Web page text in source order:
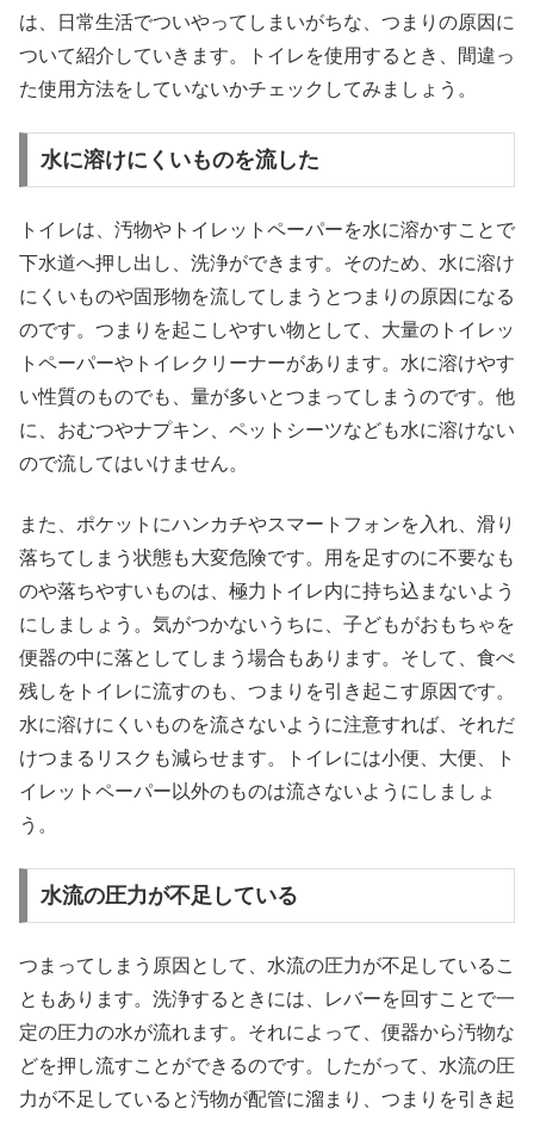
は、日常生活でついやってしまいがちな、つまりの原因に
ついて紹介していきます。トイレを使用するとき、間違っ
た使用方法をしていないかチェックしてみましょう。
水に溶けにくいものを流した
トイレは、汚物やトイレットペーパーを水に溶かすことで
下水道へ押し出し、洗浄ができます。そのため、水に溶け
にくいものや固形物を流してしまうとつまりの原因になる
のです。つまりを起こしやすい物として、大量のトイレッ
トペーパーやトイレクリーナーがあります。水に溶けやす
い性質のものでも、量が多いとつまってしまうのです。他
に、おむつやナプキン、ペットシーツなども水に溶けない
ので流してはいけません。
また、ポケットにハンカチやスマートフォンを入れ、滑り
落ちてしまう状態も大変危険です。用を足すのに不要なも
のや落ちやすいものは、極力トイレ内に持ち込まないよう
にしましょう。気がつかないうちに、子どもがおもちゃを
便器の中に落としてしまう場合もあります。そして、食べ
残しをトイレに流すのも、つまりを引き起こす原因です。
水に溶けにくいものを流さないように注意すれば、それだ
けつまるリスクも減らせます。トイレには小便、大便、ト
イレットペーパー以外のものは流さないようにしましょ
う。
水流の圧力が不足している
つまってしまう原因として、水流の圧力が不足しているこ
ともあります。洗浄するときには、レバーを回すことで一
定の圧力の水が流れます。それによって、便器から汚物な
どを押し流すことができるのです。したがって、水流の圧
力が不足していると汚物が配管に溜まり、つまりを引き起